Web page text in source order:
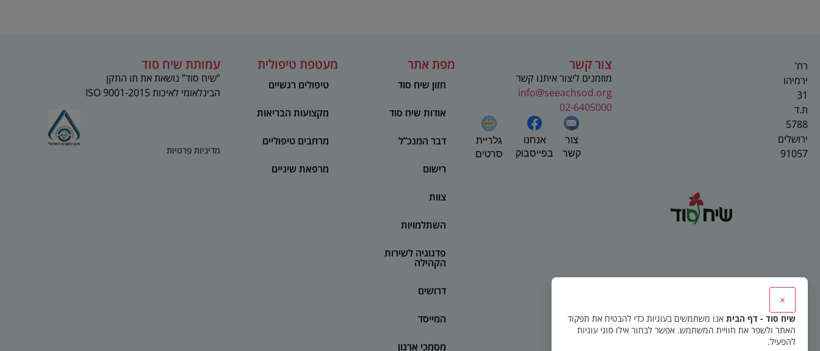
רח’
ירמיהו
31
ת.ד
5788
ירושלים
91057
צור קשר
מוזמנים ליצור איתנו קשר
info@seeachsod.org
02-6405000
גלריית
סרטים
אנחנו
בפייסבוק
צור
קשר
מפת אתר
חזון שיח סוד
אודות שיח סוד
דבר המנכ”ל
רישום
צוות
השתלמויות
פדגוגיה לשירות
הקהילה
דרושים
המייסד
מסמכי ארגון
מעטפת טיפולית
טיפולים רגשיים
מקצועות הבריאות
מרחבים טיפוליים
מרפאת שיניים
עמותת שיח סוד
“שיח סוד” נושאת את תו התקן
הבינלאומי לאיכות 2015-ISO 9001
מדיניות פרטיות
×
שיח סוד - דף הבית אנו משתמשים בעוגיות כדי להבטיח את תפקוד
האתר ולשפר את חוויית המשתמש. אפשר לבחור אילו סוגי עוגיות
להפעיל.